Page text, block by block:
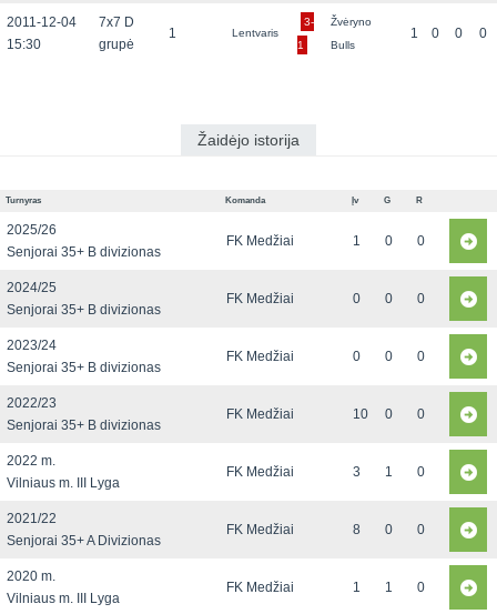
2011-12-04
15:30
7x7 D
grupė
1 Lentvaris
3-
1
Žvėryno
Bulls
1 0 0 0
Žaidėjo istorija
Turnyras Komanda Įv G R
2025/26
Senjorai 35+ B divizionas
FK Medžiai 1 0 0
2024/25
Senjorai 35+ B divizionas
FK Medžiai 0 0 0
2023/24
Senjorai 35+ B divizionas
FK Medžiai 0 0 0
2022/23
Senjorai 35+ B divizionas
FK Medžiai 10 0 0
2022 m.
Vilniaus m. III Lyga
FK Medžiai 3 1 0
2021/22
Senjorai 35+ A Divizionas
FK Medžiai 8 0 0
2020 m.
Vilniaus m. III Lyga
FK Medžiai 1 1 0